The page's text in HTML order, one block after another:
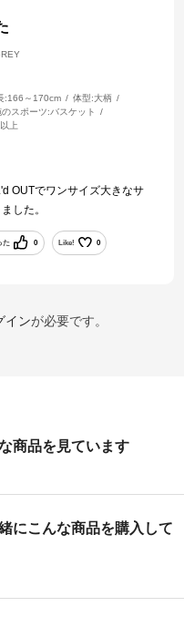
:166～170cm 体型:大柄
スポーツ:バスケット
上
OUTでワンサイズ大きなサ
した。
た 0 Like! 0
インが必要です。
商品を見ています
にこんな商品を購入して